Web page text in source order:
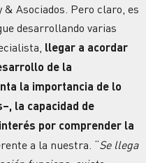
Asociados. Pero claro, es
desarrollando varias
llegar a acordar
de la
la importancia de lo
la capacidad de
por comprender la
a la nuestra. “Se llega